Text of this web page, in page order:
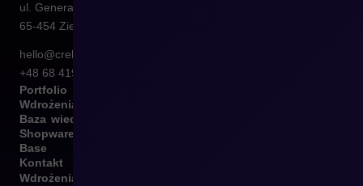
ul. Generała Władysława Sikorskiego 4/120
65-454 Zielona Góra
hello@crehler.com
+48 68 419 94 50
Portfolio
Wdrożenia
Baza wiedzy
Shopware
Base
Kontakt
Wdrożenia B2B i B2C